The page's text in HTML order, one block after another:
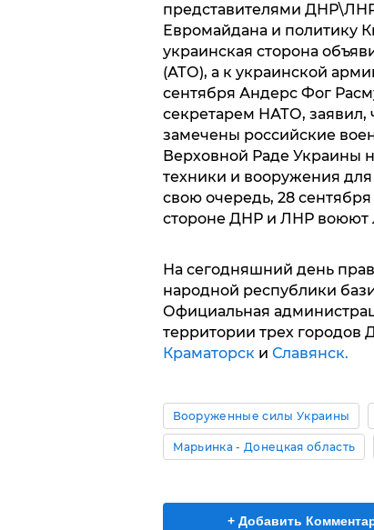
представителями
Евромайдана и политику
украинская сторона
(АТО), а к украинской
сентября Андерс Фог
секретарем НАТО, заявил,
замечены российские
Верховной Раде Украины
техники и вооружения
свою очередь, 28
стороне ДНР и ЛНР воюют
На сегодняшний день
народной республики
Официальная
территории трех городов
Краматорски Славянск.
Вооруженные силы Украины
Марьинка - Донецкая область
+ Добавить